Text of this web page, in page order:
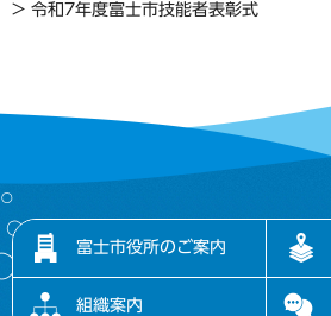
> 令和7年度富士市技能者表彰式
富士市役所のご案内
組織案内